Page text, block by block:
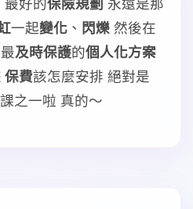
一起變化 、 閃爍 然後在
及時保護的個人化方案
保費該怎麼安排 絕對是
之一啦 真的～